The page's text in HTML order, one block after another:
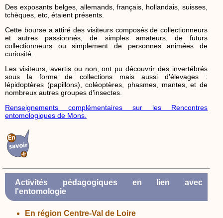
Des exposants belges, allemands, français, hollandais, suisses,
tchèques, etc, étaient présents.
Cette bourse a attiré des visiteurs composés de collectionneurs
et autres passionnés, de simples amateurs, de futurs
collectionneurs ou simplement de personnes animées de
curiosité.
Les visiteurs, avertis ou non, ont pu découvrir des invertébrés
sous la forme de collections mais aussi d'élevages :
lépidoptères (papillons), coléoptères, phasmes, mantes, et de
nombreux autres groupes d'insectes.
Renseignements complémentaires sur les Rencontres
entomologiques de Mons.
Activités pédagogiques en lien avec
l'entomologie
En région Centre-Val de Loire